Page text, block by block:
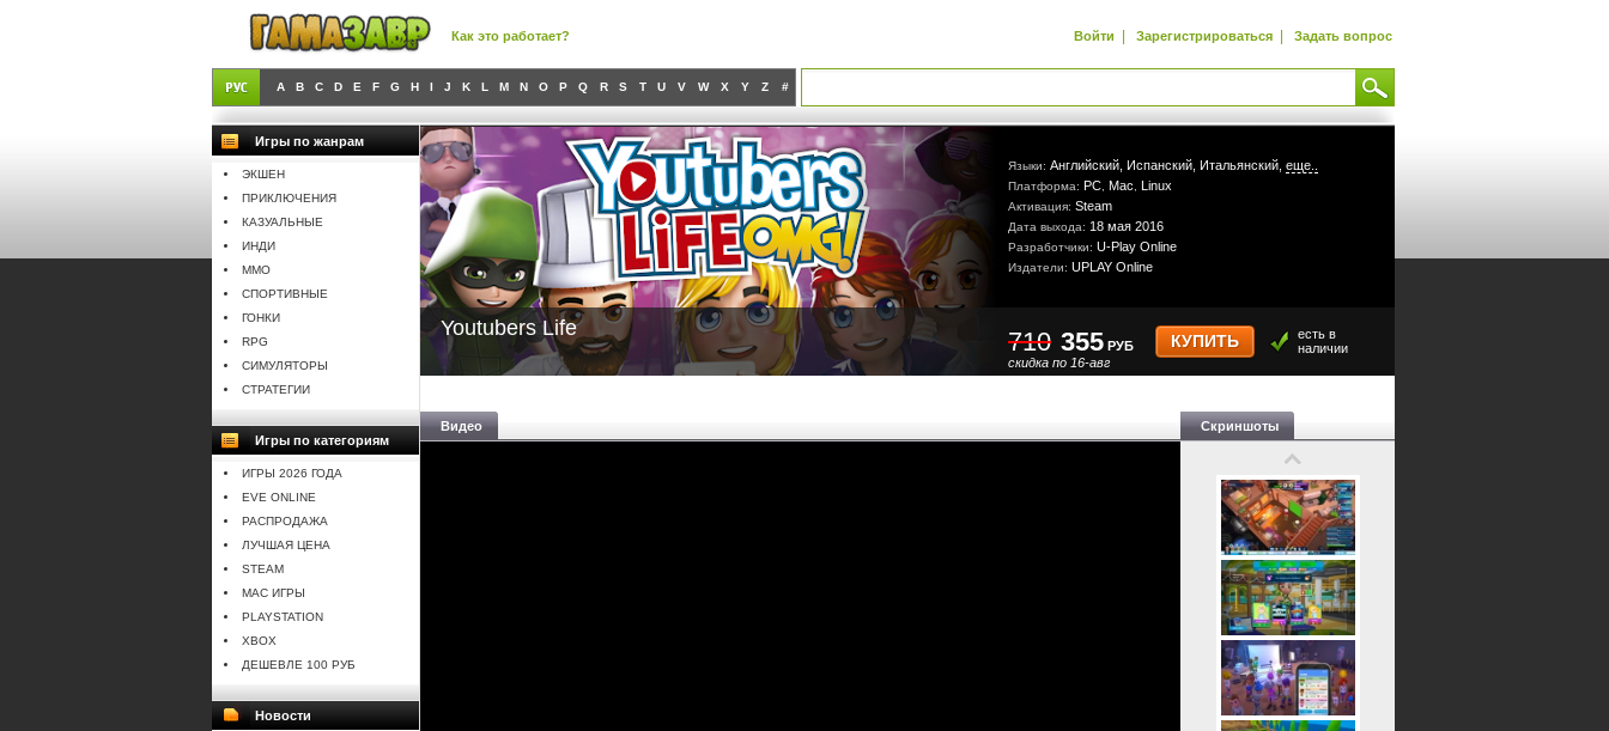
Как это работает? Войти | Зарегистрироваться | Задать вопрос
A B C D E F G H I J K L M N O P Q R S T U V W X Y Z #
Игры по жанрам
ЭКШЕН
ПРИКЛЮЧЕНИЯ
КАЗУАЛЬНЫЕ
ИНДИ
MMO
СПОРТИВНЫЕ
ГОНКИ
RPG
СИМУЛЯТОРЫ
СТРАТЕГИИ
Игры по категориям
ИГРЫ 2026 ГОДА
EVE ONLINE
РАСПРОДАЖА
ЛУЧШАЯ ЦЕНА
STEAM
MAC ИГРЫ
PLAYSTATION
XBOX
ДЕШЕВЛЕ 100 РУБ
Новости
Языки: Английский, Испанский, Итальянский, еще..
Платформа: PC Mac Linux
Активация: Steam
Дата выхода: 18 мая 2016
Разработчики: U-Play Online
Издатели: UPLAY Online
Youtubers Life 710
скидка по 16-авг
355 РУБ КУПИТЬ
есть в
наличии
Видео Скриншоты